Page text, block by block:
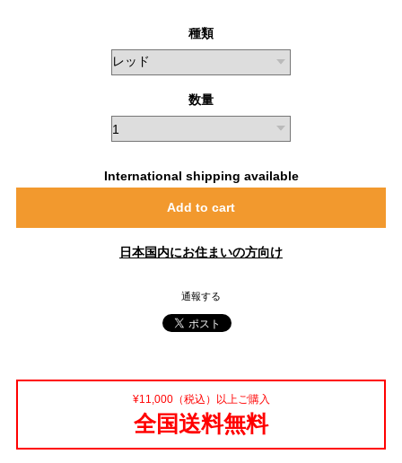
種類
数量
International shipping available
Add to cart
日本国内にお住まいの方向け
通報する
¥11,000（税込）以上ご購入
全国送料無料